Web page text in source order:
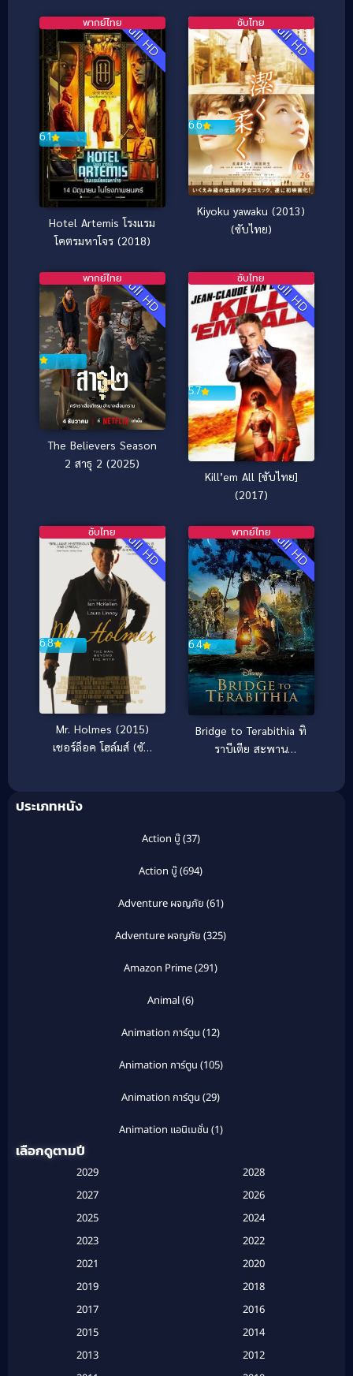
Full HD
6.1
พากย์ไทย
Hotel Artemis โรงแรม
โคตรมหาโจร (2018)
Full HD
6.6
ซับไทย
Kiyoku yawaku (2013)
(ซับไทย)
Full HD
พากย์ไทย
The Believers Season
2 สาธุ 2 (2025)
Full HD
5.7
ซับไทย
Kill’em All [ซับไทย]
(2017)
Full HD
6.8
ซับไทย
Mr. Holmes (2015)
เชอร์ล็อค โฮล์มส์ (ซับ
Full HD
6.4
พากย์ไทย
Bridge to Terabithia ทิ
ราบีเตีย สะพาน
ประเภทหนัง
Action บู๊(37)
Action บู๊(694)
Adventure ผจญภัย (61)
Adventure ผจญภัย (325)
Amazon Prime(291)
Animal(6)
Animation การ์ตูน (12)
Animation การ์ตูน (105)
Animation การ์ตูน (29)
Animation แอนิเมชั่น (1)
Based on a True Story สร้างจากเรื่องจริง(2)
Based on a True Story เรื่องจริง (16)
เลือกดูตามปี
2029
2028
2027
2026
2025
2024
2023
2022
2021
2020
2019
2018
2017
2016
2015
2014
2013
2012